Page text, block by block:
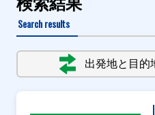
検索結果
Search results
出発地と目的